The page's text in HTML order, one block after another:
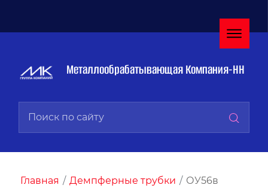
Металлообрабатывающая Компания-НН
Главная / Демпферные трубки / ОУ56в